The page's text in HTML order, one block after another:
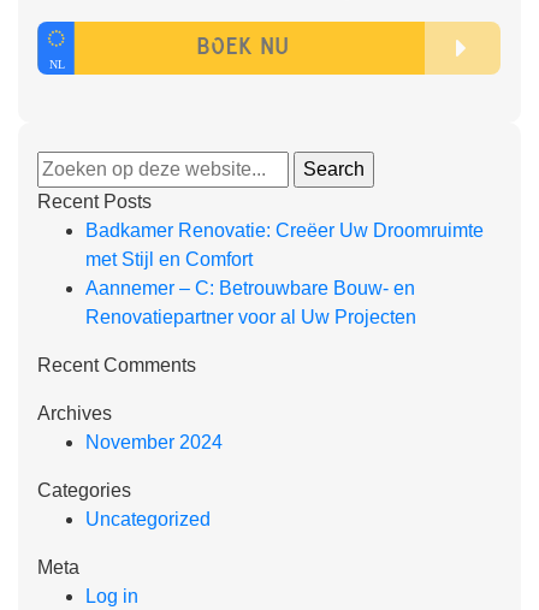
Recent Posts
Badkamer Renovatie: Creëer Uw Droomruimte
met Stijl en Comfort
Aannemer – C: Betrouwbare Bouw- en
Renovatiepartner voor al Uw Projecten
Recent Comments
Archives
November 2024
Categories
Uncategorized
Meta
Log in